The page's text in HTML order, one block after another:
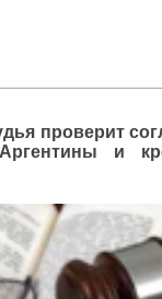
проверит
и